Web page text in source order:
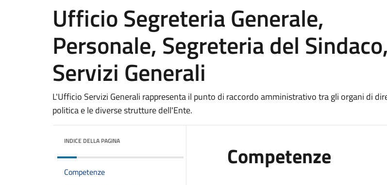
Ufficio Segreteria Generale,
Personale, Segreteria del Sindaco,
Servizi Generali
L'Ufficio Servizi Generali rappresenta il punto di raccordo amministrativo tra gli organi di
politica e le diverse strutture dell'Ente.
INDICE DELLA PAGINA
Competenze
Competenze